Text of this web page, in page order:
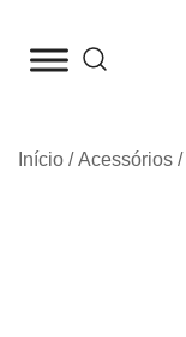
para
Início /Acessórios /